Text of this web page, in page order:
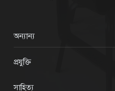
অন্যান্য
প্রযুক্তি
সাহিত্য